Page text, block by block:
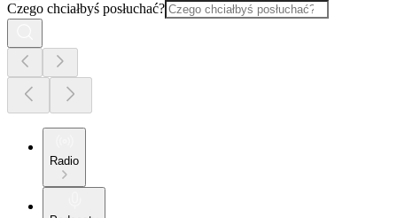
Czego chciałbyś posłuchać?
Radio